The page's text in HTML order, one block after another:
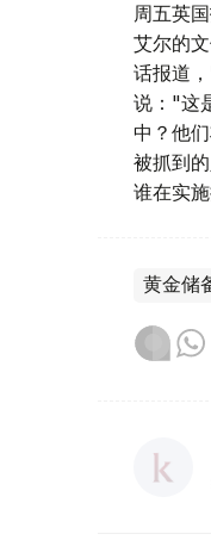
周五英
艾尔的
话报道
说："这
中？他
被抓到
谁在实施
黄金储